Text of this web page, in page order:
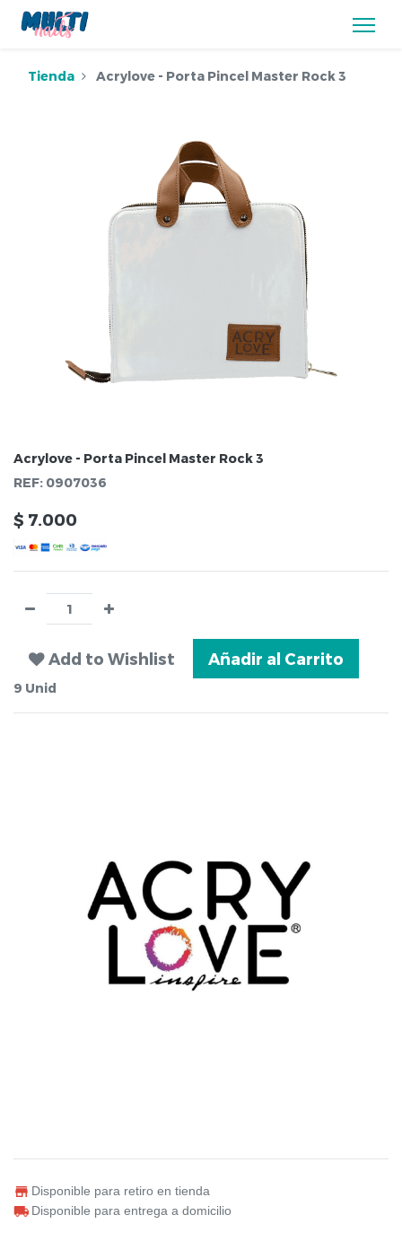
Tienda Acrylove - Porta Pincel Master Rock 3
Acrylove - Porta Pincel Master Rock 3
REF: 0907036
$ 7.000
Add to Wishlist Añadir al Carrito
9 Unid
Disponible para retiro en tienda
Disponible para entrega a domicilio